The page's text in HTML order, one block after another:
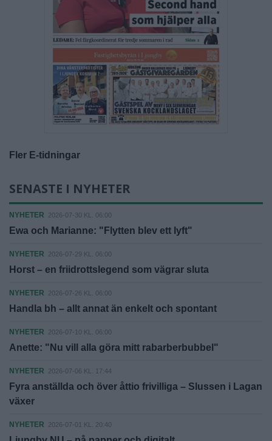
Fler E-tidningar
SENASTE I NYHETER
NYHETER 2026-07-30 KL. 06:00
Ewa och Marianne: "Flytten blev ett lyft"
NYHETER 2026-07-29 KL. 06:00
Horst – en friidrottslegend som vägrar sluta
NYHETER 2026-07-26 KL. 06:00
Handla bh – allt annat än enkelt och spontant
NYHETER 2026-07-10 KL. 06:00
Anette: "Nu vill alla göra mitt rabarberbubbel"
NYHETER 2026-07-06 KL. 17:44
Fyra anställda och över åttio frivilliga – Slussen i Lagan
växer
NYHETER 2026-07-01 KL. 20:40